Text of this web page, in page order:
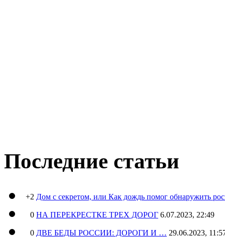
Последние статьи
+2 Дом с секретом, или Как дождь помог обнаружить
0 НА ПЕРЕКРЕСТКЕ ТРЕХ ДОРОГ 6.07.2023, 22:49
0 ДВЕ БЕДЫ РОССИИ: ДОРОГИ И … 29.06.2023,